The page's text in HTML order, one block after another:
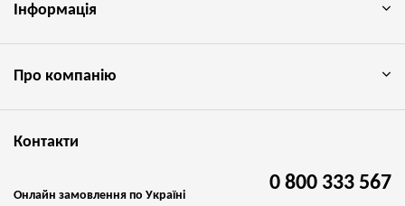
Інформація
Про компанію
Контакти
Онлайн замовлення по Україні
0 800 333 567